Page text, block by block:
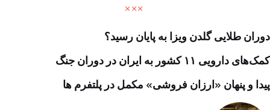
دوران طلایی گلدن ویزا به پایان رسید؟
کمک‌های دارویی ۱۱ کشور به ایران در دوران جنگ
پیدا و پنهان «ارزان فروشی» مکمل در پلتفرم ها